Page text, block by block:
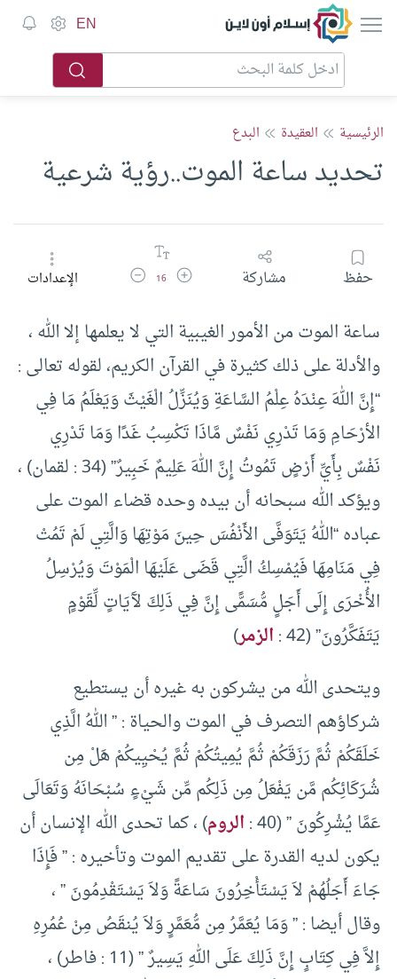
إسلام أون لاين EN
الرئيسية العقيدة البدع
تحديد ساعة الموت..رؤية شرعية
حفظ مشاركة زيادة حجم الخط
16 تقليل حجم الخطالإعدادات
ساعة الموت من الأمور الغيبية التي لا يعلمها إلا الله ،
والأدلة على ذلك كثيرة في القرآن الكريم، لقوله تعالى :
“إِنَّ اللهَ عِنْدَهُ عِلْمُ السَّاعَةِ وَيُنَزِّلُ الْغَيْثَ وَيَعْلَمُ مَا فِي
الأرْحَامِ وَمَا تَدْرِي نَفْسٌ مَّاذَا تَكْسِبُ غَدًا وَمَا تَدْرِي
نَفْسٌ بِأَيِّ أَرْضٍ تَمُوتُ إِنَّ اللهَ عَلِيمٌ خَبِيرٌ” (34 : لقمان) ،
ويؤكد الله سبحانه أن بيده وحده قضاء الموت على
عباده “اللهُ يَتَوَفَّى الأَنْفُسَ حِينَ مَوْتِهَا وَالَّتِي لَمْ تَمُتْ
فِي مَنَامِهَا فَيُمْسِكُ الَّتِي قَضَى عَلَيْهَا الْمَوْتَ وَيُرْسِلُ
الأُخْرَى إِلَى أَجَلٍ مُّسَمًّى إِنَّ فِي ذَلِكَ لآَيَاتٍ لِّقَوْمٍ
يَتَفَكَّرُونَ” (42 :
الزمر)
ويتحدى الله من يشركون به غيره أن يستطيع
شركاؤهم التصرف في الموت والحياة : ” اللهُ الَّذِي
خَلَقَكُمْ ثُمَّ رَزَقَكُمْ ثُمَّ يُمِيتُكُمْ ثُمَّ يُحْيِيكُمْ هَلْ مِن
شُرَكَائِكُم مَّن يَفْعَلُ مِن ذَلِكُم مِّن شَيْءٍ سُبْحَانَهُ وَتَعَالَى
عَمَّا يُشْرِكُونَ ” (40 :
الروم) ، كما تحدى الله الإنسان أن
يكون لديه القدرة على تقديم الموت وتأخيره : ” فَإِذَا
جَاءَ أَجَلُهُمْ لاَ يَسْتَأْخِرُونَ سَاعَةً وَلاَ يَسْتَقْدِمُونَ ” ،
وقال أيضا : ” وَمَا يُعَمَّرُ مِن مُّعَمَّرٍ وَلاَ يُنقَصُ مِنْ عُمُرِهِ
إِلاَّ فِي كِتَابٍ إِنَّ ذَلِكَ عَلَى اللهِ يَسِيرٌ ” (11 : فاطر) ،